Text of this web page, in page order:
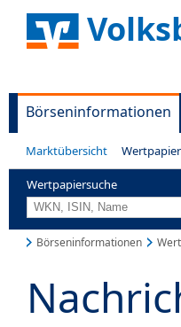
Börseninformationen
Marktübersicht
Wertpapiersuche
Börseninformationen